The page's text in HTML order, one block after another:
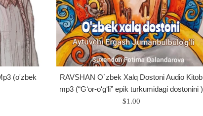
(o'zbek
RAVSHAN O`zbek Хalq Dostoni Audio Kitob
mp3 (“G‘or-o‘g‘li” epik turkumidagi dostonini )
Regular
$1.00